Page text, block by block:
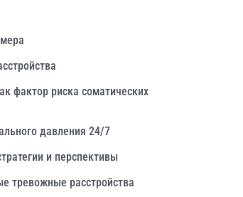
фактор риска соматических
давления 24/7
и перспективы
тревожные расстройства